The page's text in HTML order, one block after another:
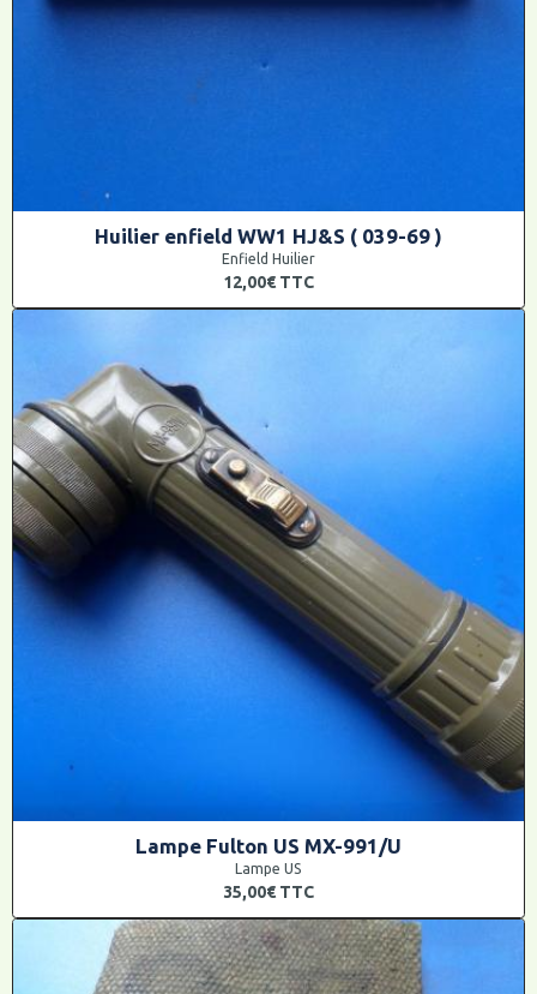
Huilier enfield WW1 HJ&S ( 039-69 )
Enfield Huilier
12,00€ TTC
Lampe Fulton US MX-991/U
Lampe US
35,00€ TTC